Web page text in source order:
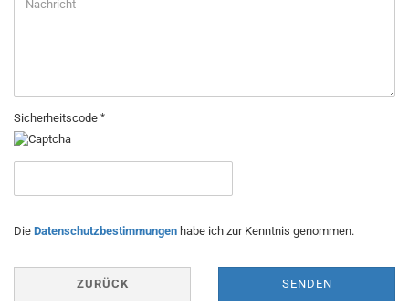
Sicherheitscode
DATENSCHUTZBESTIMMUNGEN
Die Datenschutzbestimmungen habe ich zur Kenntnis genommen.
ZURÜCK SENDEN